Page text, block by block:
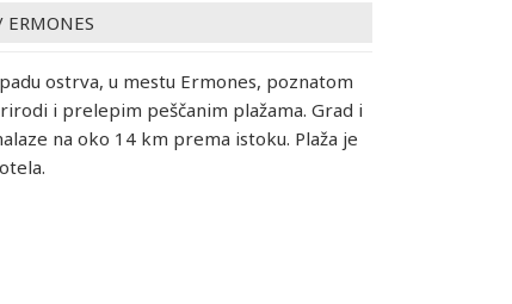
ERMONES
ostrva, u mestu Ermones, poznatom
i prelepim peščanim plažama. Grad i
na oko 14 km prema istoku. Plaža je